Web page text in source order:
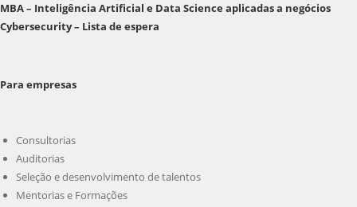
MBA – Inteligência Artificial e Data Science aplicadas a negócios
Cybersecurity – Lista de espera
Para empresas
Consultorias
Auditorias
Seleção e desenvolvimento de talentos
Mentorias e Formações